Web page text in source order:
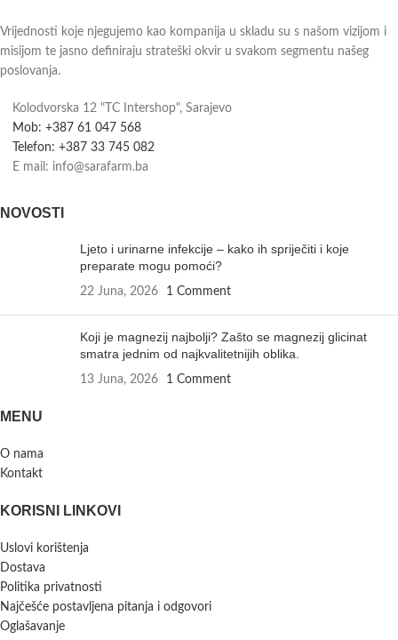
Vrijednosti koje njegujemo kao kompanija u skladu su s našom vizijom i
misijom te jasno definiraju strateški okvir u svakom segmentu našeg
poslovanja.
Kolodvorska 12 "TC Intershop", Sarajevo
Mob: +387 61 047 568
Telefon: +387 33 745 082
E mail: info@sarafarm.ba
NOVOSTI
Ljeto i urinarne infekcije – kako ih spriječiti i koje
preparate mogu pomoći?
22 Juna, 2026 1 Comment
Koji je magnezij najbolji? Zašto se magnezij glicinat
smatra jednim od najkvalitetnijih oblika.
13 Juna, 2026 1 Comment
MENU
O nama
Kontakt
KORISNI LINKOVI
Uslovi korištenja
Dostava
Politika privatnosti
Najčešće postavljena pitanja i odgovori
Oglašavanje